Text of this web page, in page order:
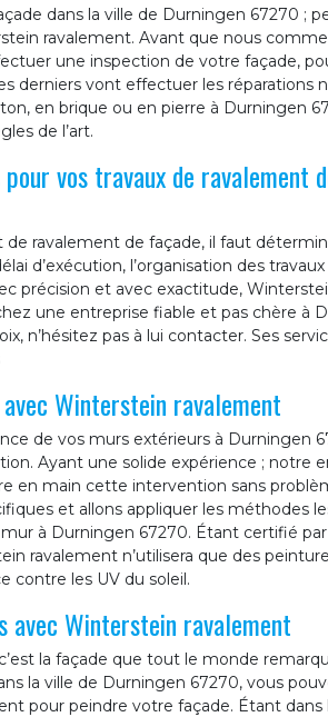
dans la ville de Durningen 67270 ;
ravalement. Avant que nous
une inspection de votre façade,
derniers vont effectuer les réparations
en brique ou en pierre à Durningen
de l’art.
vos travaux de ravalement
ravalement de façade, il faut
d’exécution, l’organisation des
précision et avec exactitude,
une entreprise fiable et pas chère à
n’hésitez pas à lui contacter. Ses
Winterstein ravalement
de vos murs extérieurs à Durningen
Ayant une solide expérience ; notre
en main cette intervention sans
et allons appliquer les méthodes
à Durningen 67270. Étant certifié par
ravalement n’utilisera que des
contre les UV du soleil.
avec Winterstein ravalement
la façade que tout le monde
la ville de Durningen 67270, vous
pour peindre votre façade. Étant dans